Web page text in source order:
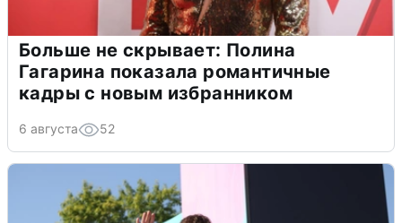
Больше не скрывает: Полина
Гагарина показала романтичные
кадры с новым избранником
6 августа 52